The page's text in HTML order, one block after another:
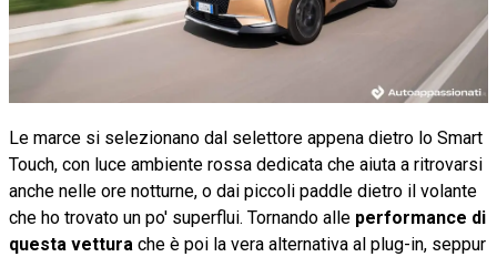
Le marce si selezionano dal selettore appena dietro lo Smart
Touch, con luce ambiente rossa dedicata che aiuta a ritrovarsi
anche nelle ore notturne, o dai piccoli paddle dietro il volante
che ho trovato un po' superflui. Tornando alle performance di
questa vettura che è poi la vera alternativa al plug-in, seppur